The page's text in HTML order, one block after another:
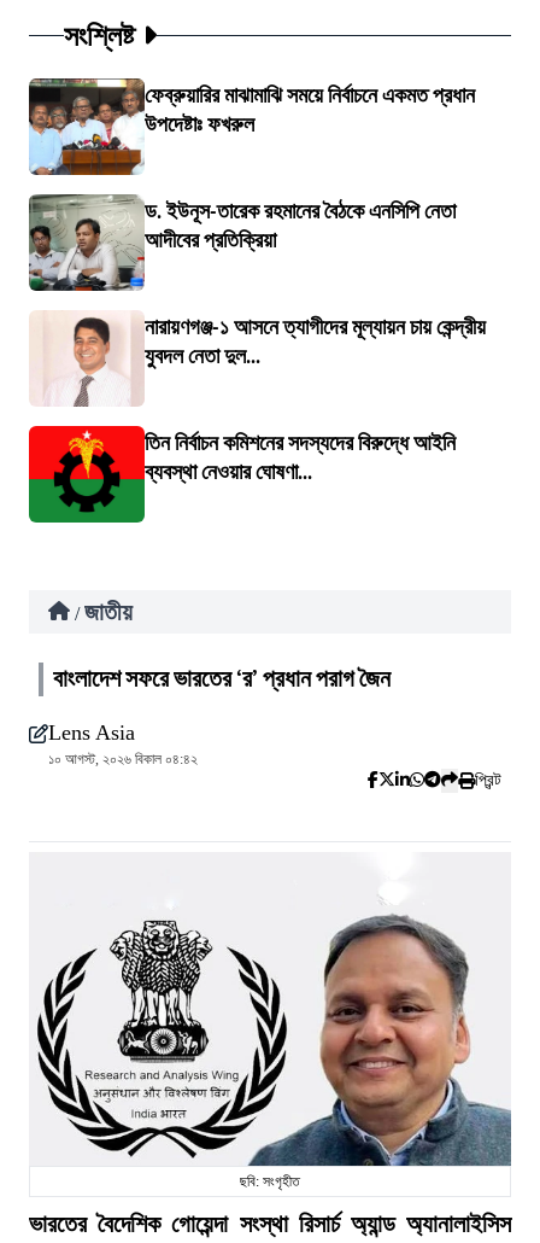
সংশ্লিষ্ট
ফেব্রুয়ারির মাঝামাঝি সময়ে নির্বাচনে একমত প্রধান
উপদেষ্টাঃ ফখরুল
ড. ইউনূস-তারেক রহমানের বৈঠকে এনসিপি নেতা
আদীবের প্রতিক্রিয়া
নারায়ণগঞ্জ-১ আসনে ত্যাগীদের মূল্যায়ন চায় কেন্দ্রীয়
যুবদল নেতা দুল...
তিন নির্বাচন কমিশনের সদস্যদের বিরুদ্ধে আইনি
ব্যবস্থা নেওয়ার ঘোষণা...
/ জাতীয়
বাংলাদেশ সফরে ভারতের ‘র’ প্রধান পরাগ জৈন
Lens Asia
১০ আগস্ট, ২০২৬ বিকাল ০৪:৪২
প্রিন্ট
ছবি: সংগৃহীত
ভারতের বৈদেশিক গোয়েন্দা সংস্থা রিসার্চ অ্যান্ড অ্যানালাইসিস